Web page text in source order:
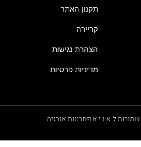
תקנון האתר
קריירה
הצהרת נגישות
מדיניות פרטיות